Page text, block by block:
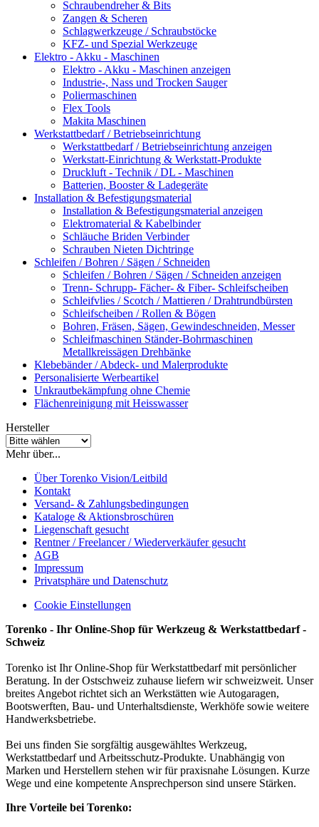
Schraubendreher & Bits
Zangen & Scheren
Schlagwerkzeuge / Schraubstöcke
KFZ- und Spezial Werkzeuge
Elektro - Akku - Maschinen
Elektro - Akku - Maschinen anzeigen
Industrie-, Nass und Trocken Sauger
Poliermaschinen
Flex Tools
Makita Maschinen
Werkstattbedarf / Betriebseinrichtung
Werkstattbedarf / Betriebseinrichtung anzeigen
Werkstatt-Einrichtung & Werkstatt-Produkte
Druckluft - Technik / DL - Maschinen
Batterien, Booster & Ladegeräte
Installation & Befestigungsmaterial
Installation & Befestigungsmaterial anzeigen
Elektromaterial & Kabelbinder
Schläuche Briden Verbinder
Schrauben Nieten Dichtringe
Schleifen / Bohren / Sägen / Schneiden
Schleifen / Bohren / Sägen / Schneiden anzeigen
Trenn- Schrupp- Fächer- & Fiber- Schleifscheiben
Schleifvlies / Scotch / Mattieren / Drahtrundbürsten
Schleifscheiben / Rollen & Bögen
Bohren, Fräsen, Sägen, Gewindeschneiden, Messer
Schleifmaschinen Ständer-Bohrmaschinen
Metallkreissägen Drehbänke
Klebebänder / Abdeck- und Malerprodukte
Personalisierte Werbeartikel
Unkrautbekämpfung ohne Chemie
Flächenreinigung mit Heisswasser
Hersteller
Mehr über...
Über Torenko Vision/Leitbild
Kontakt
Versand- & Zahlungsbedingungen
Kataloge & Aktionsbroschüren
Liegenschaft gesucht
Rentner / Freelancer / Wiederverkäufer gesucht
AGB
Impressum
Privatsphäre und Datenschutz
Cookie Einstellungen
Torenko - Ihr Online-Shop für Werkzeug & Werkstattbedarf -
Schweiz
Torenko ist Ihr Online-Shop für Werkstattbedarf mit persönlicher
Beratung. In der Ostschweiz zuhause liefern wir schweizweit. Unser
breites Angebot richtet sich an Werkstätten wie Autogaragen,
Bootswerften, Bau- und Unterhaltsdienste, Werkhöfe sowie weitere
Handwerksbetriebe.
Bei uns finden Sie sorgfältig ausgewähltes Werkzeug,
Werkstattbedarf und Arbeitsschutz-Produkte. Unabhängig von
Marken und Herstellern stehen wir für praxisnahe Lösungen. Kurze
Wege und eine kompetente Ansprechperson sind unsere Stärken.
Ihre Vorteile bei Torenko: